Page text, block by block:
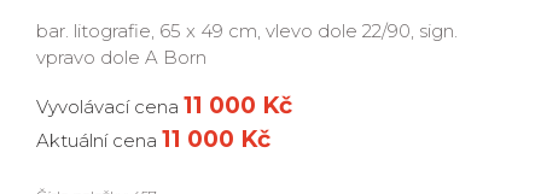
bar. litografie, 65 x 49 cm, vlevo dole 22/90, sign.
vpravo dole A Born
Vyvolávací cena 11 000 Kč
Aktuální cena 11 000 Kč